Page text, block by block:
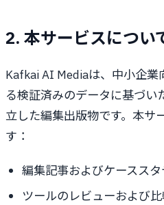
2. 本サービスについ
Kafkai AI Mediaは、中小企業
る検証済みのデータに基づい
立した編集出版物です。本サ
す：
編集記事およびケーススタ
ツールのレビューおよび